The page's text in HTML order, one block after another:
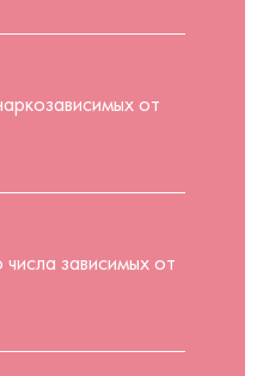
от
зависимых от